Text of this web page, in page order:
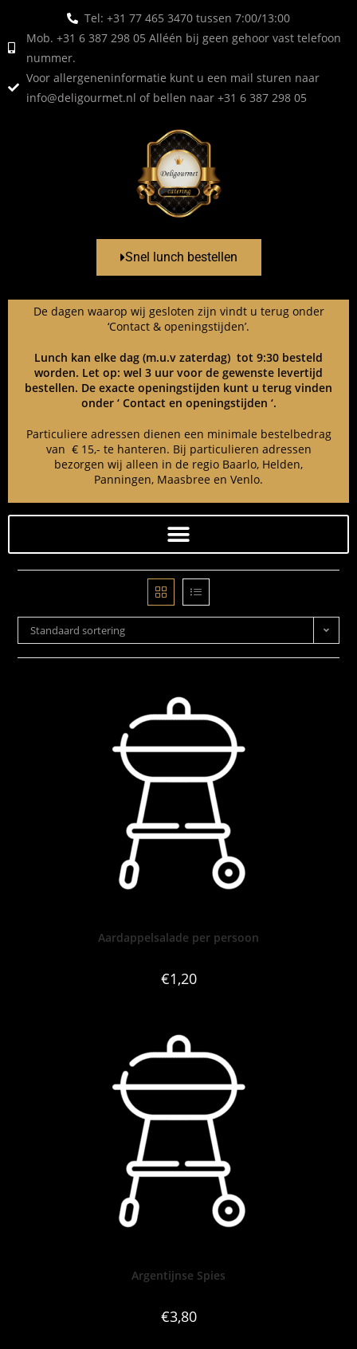
Tel: +31 77 465 3470 tussen 7:00/13:00
Mob. +31 6 387 298 05 Alléén bij geen gehoor vast telefoon
nummer.
Voor allergeneninformatie kunt u een mail sturen naar
info@deligourmet.nl of bellen naar +31 6 387 298 05
Snel lunch bestellen
De dagen waarop wij gesloten zijn vindt u terug onder
‘Contact & openingstijden’.
Lunch kan elke dag (m.u.v zaterdag) tot 9:30 besteld
worden. Let op: wel 3 uur voor de gewenste levertijd
bestellen. De exacte openingstijden kunt u terug vinden
onder ‘ Contact en openingstijden ‘.
Particuliere adressen dienen een minimale bestelbedrag
van € 15,- te hanteren. Bij particulieren adressen
bezorgen wij alleen in de regio Baarlo, Helden,
Panningen, Maasbree en Venlo.
Standaard sortering
Aardappelsalade per persoon
€1,20
Argentijnse Spies
€3,80